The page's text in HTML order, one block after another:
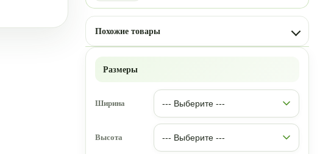
Похожие товары
Размеры
Ширина
Высота